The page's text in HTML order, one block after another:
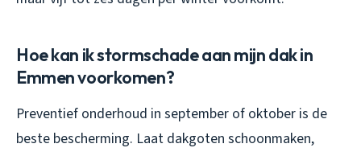
Hoe kan ik stormschade aan mijn dak in
Emmen voorkomen?
Preventief onderhoud in september of oktober is de
beste bescherming. Laat dakgoten schoonmaken,